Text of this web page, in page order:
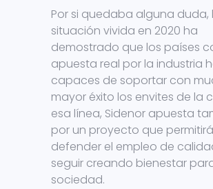
Por si quedaba alguna duda,
situación vivida en 2020 ha
demostrado que los países
apuesta real por la industria
capaces de soportar con
mayor éxito los envites de la
esa línea, Sidenor apuesta
por un proyecto que permitirá
defender el empleo de
seguir creando bienestar
sociedad.